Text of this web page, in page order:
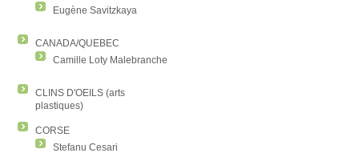
Eugène Savitzkaya
CANADA/QUEBEC
Camille Loty Malebranche
CLINS D'OEILS (arts
plastiques)
CORSE
Stefanu Cesari